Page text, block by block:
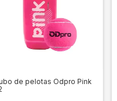
de pelotas Odpro Pink